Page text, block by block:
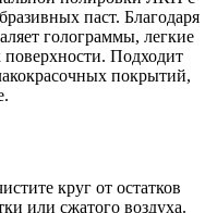
паст. Благодаря
голограммы, легкие
поверхности. Подходит
покрытий,
круг от остатков
или сжатого воздуха.